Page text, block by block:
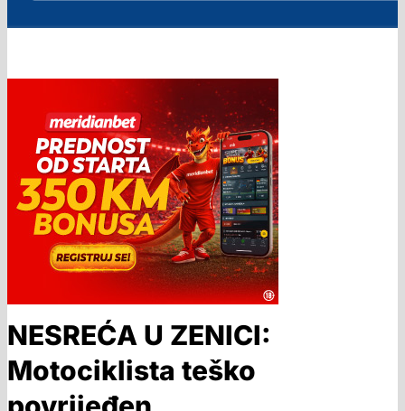
NESREĆA U ZENICI:
Motociklista teško